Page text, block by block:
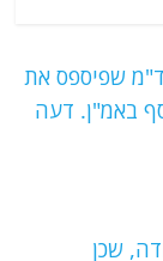
שפיספס את
נוסף באמ"ן. דעה
שכן